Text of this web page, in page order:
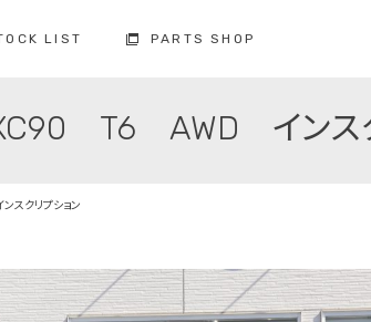
お車の保証 納車前の整備
ボルボ故障事例集 買取査定
LIST PARTS SHOP
コクスン土浦 コクス
車検のお問い合わせ
修理・点検・メンテ
お問い合わせ
T6 AWD インスク
クリプション